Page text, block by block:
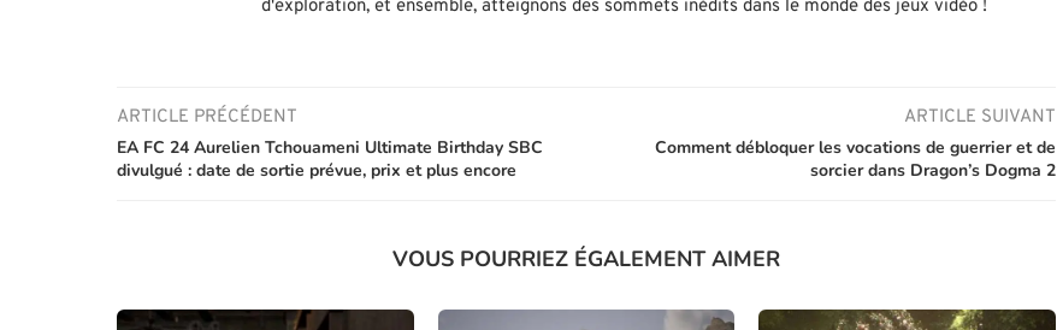
d'exploration, et ensemble, atteignons des sommets inédits dans le monde des jeux vidéo !
ARTICLE PRÉCÉDENT
EA FC 24 Aurelien Tchouameni Ultimate Birthday SBC
divulgué : date de sortie prévue, prix et plus encore
ARTICLE SUIVANT
Comment débloquer les vocations de guerrier et de
sorcier dans Dragon’s Dogma 2
VOUS POURRIEZ ÉGALEMENT AIMER